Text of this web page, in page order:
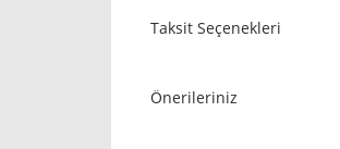
Taksit Seçenekleri
Önerileriniz